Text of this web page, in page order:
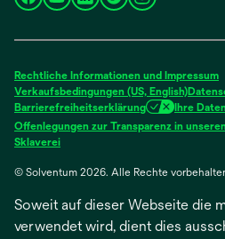
wird
neuen
Registerkarte
geöffnet
wird
neuen
Registerkarte
geöffnet
wird
neuen
Registerkarte
geöffnet
wird
neuen
Registerkarte
geöffnet
wird
neuen
geöffnet
Rechtliche Informationen und Impressum
Verkaufsbedingungen (US, English)
Barrierefreiheitserklärung
Ihre
Offenlegungen zur Transparenz in
Sklavereiwird
einer
Registerkarte
geöffnet
© Solventum 2026. Alle Rechte
Soweit auf dieser Webseite die
verwendet wird, dient dies